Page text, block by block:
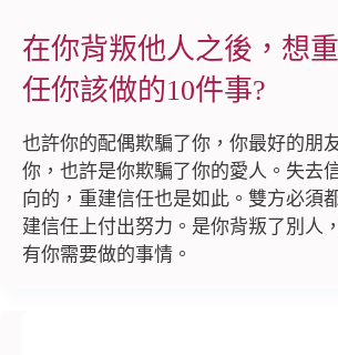
在你背叛他人之後，想
任你該做的10件事?
也許你的配偶欺騙了你，你最好的朋
你，也許是你欺騙了你的愛人。失去
向的，重建信任也是如此。雙方必須
建信任上付出努力。是你背叛了別人
有你需要做的事情。